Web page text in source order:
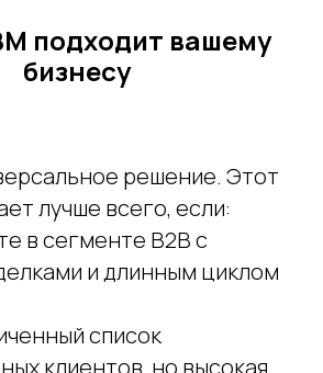
подходит вашему
бизнесу
решение. Этот
лучше всего, если:
в сегменте B2B с
и длинным циклом
список
клиентов, но высокая